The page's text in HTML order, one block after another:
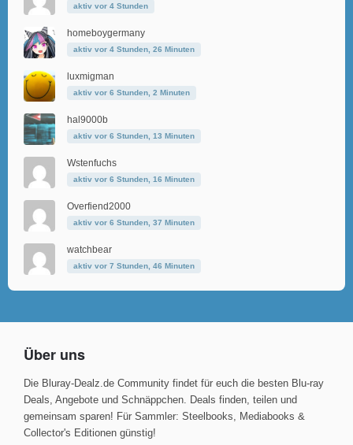
aktiv vor 4 Stunden
homeboygermany
aktiv vor 4 Stunden, 26 Minuten
luxmigman
aktiv vor 6 Stunden, 2 Minuten
hal9000b
aktiv vor 6 Stunden, 13 Minuten
Wstenfuchs
aktiv vor 6 Stunden, 16 Minuten
Overfiend2000
aktiv vor 6 Stunden, 37 Minuten
watchbear
aktiv vor 7 Stunden, 46 Minuten
Über uns
Die Bluray-Dealz.de Community findet für euch die besten Blu-ray
Deals, Angebote und Schnäppchen. Deals finden, teilen und
gemeinsam sparen! Für Sammler: Steelbooks, Mediabooks &
Collector's Editionen günstig!